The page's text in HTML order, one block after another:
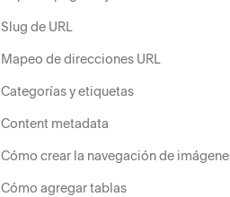
Slug de URL
Mapeo de direcciones URL
Categorías y etiquetas
Content metadata
Cómo crear la navegación de
Cómo agregar tablas